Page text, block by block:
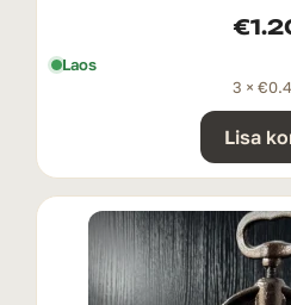
€
Laos
3 × €
Lisa